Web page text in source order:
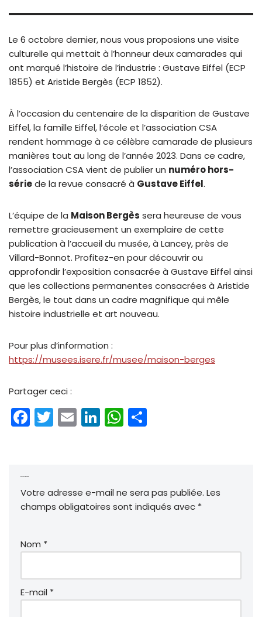
Le 6 octobre dernier, nous vous proposions une visite
culturelle qui mettait à l’honneur deux camarades qui
ont marqué l’histoire de l’industrie : Gustave Eiffel (ECP
1855) et Aristide Bergès (ECP 1852).
À l’occasion du centenaire de la disparition de Gustave
Eiffel, la famille Eiffel, l’école et l’association CSA
rendent hommage à ce célèbre camarade de plusieurs
manières tout au long de l’année 2023. Dans ce cadre,
l’association CSA vient de publier un numéro hors-
sériede la revue consacré à Gustave Eiffel.
L’équipe de la Maison Bergès sera heureuse de vous
remettre gracieusement un exemplaire de cette
publication à l’accueil du musée, à Lancey, près de
Villard-Bonnot. Profitez-en pour découvrir ou
approfondir l’exposition consacrée à Gustave Eiffel ainsi
que les collections permanentes consacrées à Aristide
Bergès, le tout dans un cadre magnifique qui mêle
histoire industrielle et art nouveau.
Pour plus d’information :
https://musees.isere.fr/musee/maison-berges
Partager ceci :
F
a
b
o
k
T
w
E
m
Li
n
dI
n
W
h
A
p
g
er
Votre adresse e-mail ne sera pas publiée. Les
champs obligatoires sont indiqués avec *
Nom *
E-mail *
A
lt
n
ti
v
e